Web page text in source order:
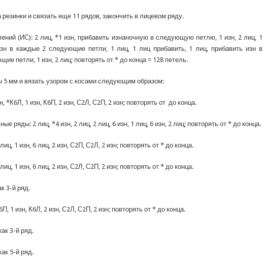
резинки и связать еще 11 рядов, закончить в лицевом ряду.
(ИС): 2 лиц, *1 изн, прибавить изнаночную в следующую петлю, 1 изн, 2 лиц, 1
в каждые 2 следующие петли, 1 лиц, 1 лиц прибавить, 1 лиц, прибавить изн в
петли, 1 изн, 2 лиц; повторять от * до конца = 128 петель.
5 мм и вязать узором с косами следующим образом:
*К6Л, 1 изн, К6П, 2 изн, С2Л, С2П, 2 изн; повторять от до конца.
ряды: 2 лиц, *4 изн, 2 лиц, 2 лиц, 6 изн, 1 лиц, 6 изн, 2 лиц; повторять от * до конца.
1 изн, 6 лиц, 2 изн, С2П, С2Л, 2 изн; повторять от * до конца.
1 изн, 6 лиц, 2 изн, С2Л, С2П, 2 изн; повторять от * до конца.
3-й ряд.
1 изн, К6Л, 2 изн, С2Л, С2П, 2 изн; повторять от * до конца.
3-й ряд.
5-й ряд.